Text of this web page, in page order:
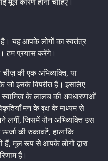
यह आपके लोगों का स्वतंत्र
हम प्रयास करेंगे।
की एक अभिव्यक्ति, या
जो इसके विपरीत हैं। इसलिए,
के लालच की अवधारणाओं
मन के वृक्ष के माध्यम से
लगीं, जिसमें यौन अभिव्‍यक्ति उस
की रुकावटें, हालांकि
हैं, मूल रूप से आपके लोगों द्वारा
हैं।